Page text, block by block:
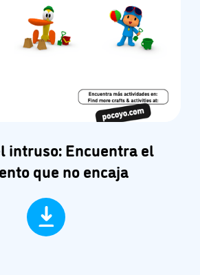
intruso: Encuentra el
que no encaja